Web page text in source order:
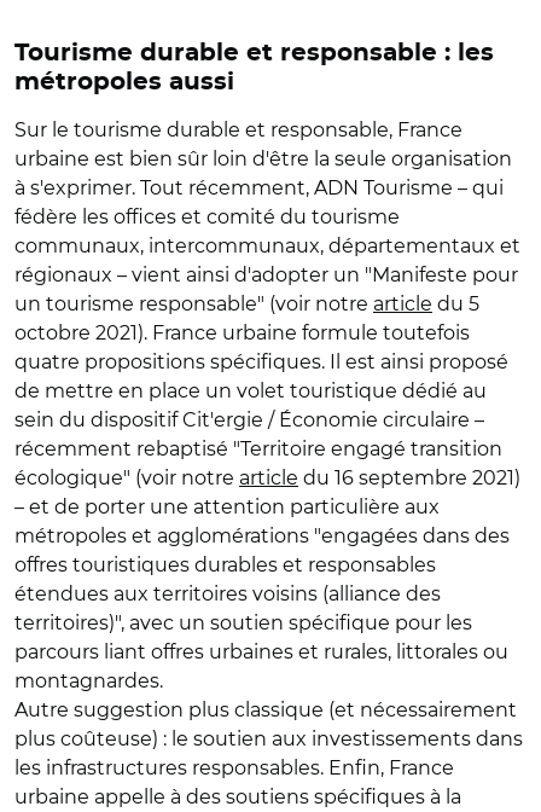
Tourisme durable et responsable : les
métropoles aussi
Sur le tourisme durable et responsable, France
urbaine est bien sûr loin d'être la seule organisation
à s'exprimer. Tout récemment, ADN Tourisme – qui
fédère les offices et comité du tourisme
communaux, intercommunaux, départementaux et
régionaux – vient ainsi d'adopter un "Manifeste pour
un tourisme responsable" (voir notre article du 5
octobre 2021). France urbaine formule toutefois
quatre propositions spécifiques. Il est ainsi proposé
de mettre en place un volet touristique dédié au
sein du dispositif Cit'ergie / Économie circulaire –
récemment rebaptisé "Territoire engagé transition
écologique" (voir notre article du 16 septembre 2021)
– et de porter une attention particulière aux
métropoles et agglomérations "engagées dans des
offres touristiques durables et responsables
étendues aux territoires voisins (alliance des
territoires)", avec un soutien spécifique pour les
parcours liant offres urbaines et rurales, littorales ou
montagnardes.
Autre suggestion plus classique (et nécessairement
plus coûteuse) : le soutien aux investissements dans
les infrastructures responsables. Enfin, France
urbaine appelle à des soutiens spécifiques à la